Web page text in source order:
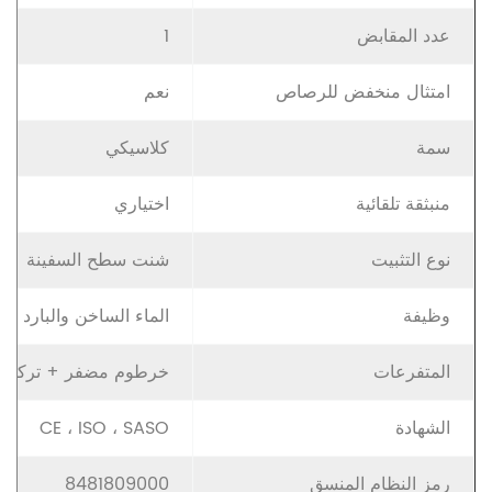
عدد المقابض
1
امتثال منخفض للرصاص
نعم
سمة
كلاسيكي
منبثقة تلقائية
اختياري
نوع التثبيت
شنت سطح السفينة
وظيفة
الماء الساخن والبارد
المتفرعات
خرطوم مضفر+
الشهادة
CE ، ISO ، SASO
رمز النظام المنسق
8481809000